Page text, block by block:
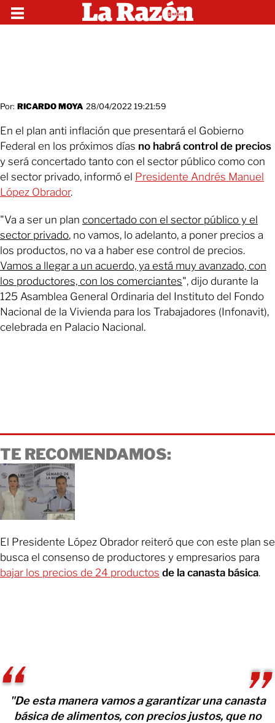
Por: RICARDO MOYA 28/04/2022 19:21:59
En el plan anti inflación que presentará el Gobierno
Federal en los próximos días no habrá control de precios
y será concertado tanto con el sector público como con
el sector privado, informó el Presidente Andrés Manuel
López Obrador.
"Va a ser un plan concertado con el sector público y el
sector privado, no vamos, lo adelanto, a poner precios a
los productos, no va a haber ese control de precios.
Vamos a llegar a un acuerdo, ya está muy avanzado, con
los productores, con los comerciantes", dijo durante la
125 Asamblea General Ordinaria del Instituto del Fondo
Nacional de la Vivienda para los Trabajadores (Infonavit),
celebrada en Palacio Nacional.
TE RECOMENDAMOS:
El Presidente López Obrador reiteró que con este plan se
busca el consenso de productores y empresarios para
bajar los precios de 24 productos de la canasta básica.
"De esta manera vamos a garantizar una canasta
básica de alimentos, con precios justos, que no